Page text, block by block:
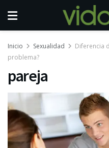
Inicio Sexualidad
Diferencia
problema?
pareja